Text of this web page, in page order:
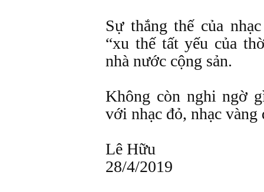
Sự thắng thế của
“xu thế tất yếu của
nhà nước cộng sản.
Không còn nghi ngờ
với nhạc đỏ, nhạc vàng
Lê Hữu
28/4/2019